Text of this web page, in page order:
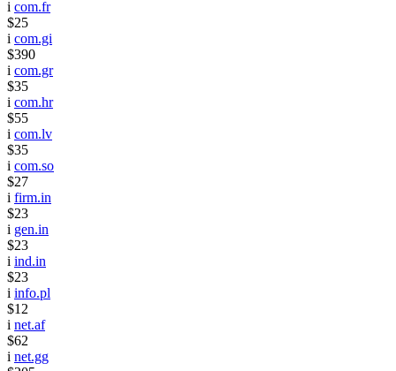
i com.fr
$25
i com.gi
$390
i com.gr
$35
i com.hr
$55
i com.lv
$35
i com.so
$27
i firm.in
$23
i gen.in
$23
i ind.in
$23
i info.pl
$12
i net.af
$62
i net.gg